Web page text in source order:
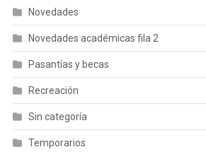
Novedades
Novedades académicas fila 2
Pasantías y becas
Recreación
Sin categoría
Temporarios